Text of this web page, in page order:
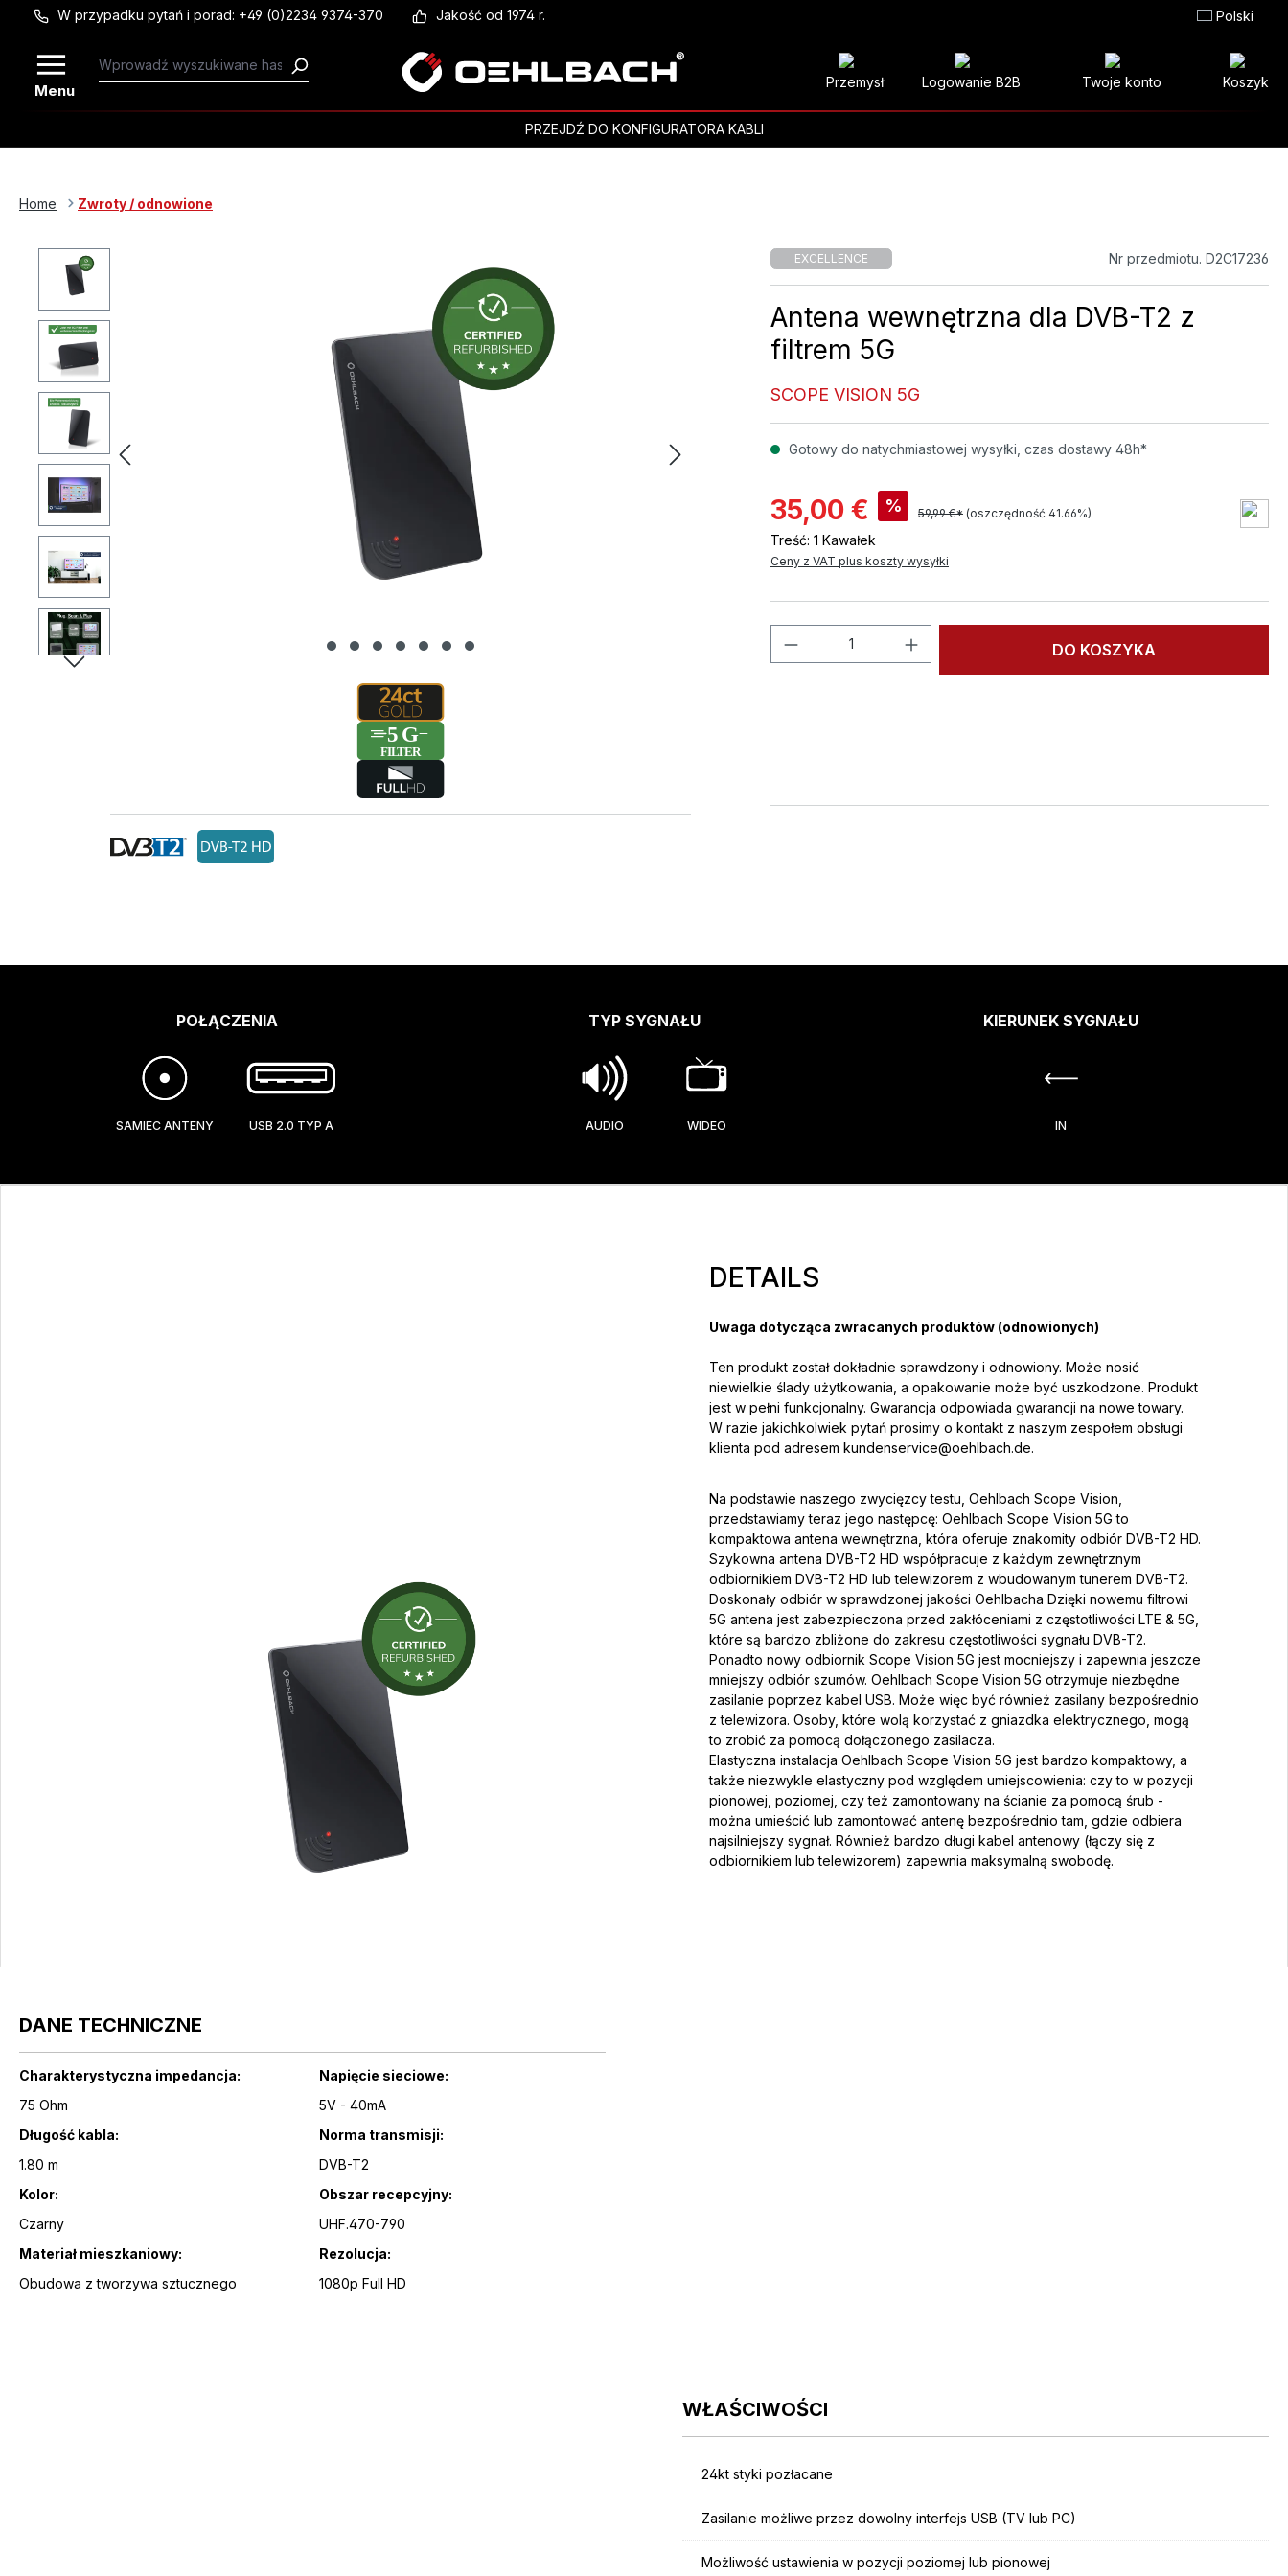
Przejdź do głównej zawartości
W przypadku pytań i porad: +49 (0)2234 9374-370 Jakość od 1974 r. Polski
Menu Przemysł Logowanie B2B Twoje konto Koszyk
PRZEJDŹ DO KONFIGURATORA KABLI
Home Zwroty / odnowione
EXCELLENCE Nr przedmiotu. D2C17236
Antena wewnętrzna dla DVB-T2 z
filtrem 5G
SCOPE VISION 5G
Gotowy do natychmiastowej wysyłki, czas dostawy 48h*
35,00 € % 59,99 €* (oszczędność 41.66%)
Treść: 1 Kawałek
Ceny z VAT plus koszty wysyłki
Ilość produktu: Wprowadź żądaną ilość lub
DO KOSZYKA
POŁĄCZENIA
SAMIEC ANTENY USB 2.0 TYP A
TYP SYGNAŁU
AUDIO WIDEO
KIERUNEK SYGNAŁU
IN
DETAILS
Uwaga dotycząca zwracanych produktów (odnowionych)
Ten produkt został dokładnie sprawdzony i odnowiony. Może nosić
niewielkie ślady użytkowania, a opakowanie może być uszkodzone. Produkt
jest w pełni funkcjonalny. Gwarancja odpowiada gwarancji na nowe towary.
W razie jakichkolwiek pytań prosimy o kontakt z naszym zespołem obsługi
klienta pod adresem kundenservice@oehlbach.de.
Na podstawie naszego zwycięzcy testu, Oehlbach Scope Vision,
przedstawiamy teraz jego następcę: Oehlbach Scope Vision 5G to
kompaktowa antena wewnętrzna, która oferuje znakomity odbiór DVB-T2 HD.
Szykowna antena DVB-T2 HD współpracuje z każdym zewnętrznym
odbiornikiem DVB-T2 HD lub telewizorem z wbudowanym tunerem DVB-T2.
Doskonały odbiór w sprawdzonej jakości Oehlbacha Dzięki nowemu filtrowi
5G antena jest zabezpieczona przed zakłóceniami z częstotliwości LTE & 5G,
które są bardzo zbliżone do zakresu częstotliwości sygnału DVB-T2.
Ponadto nowy odbiornik Scope Vision 5G jest mocniejszy i zapewnia jeszcze
mniejszy odbiór szumów. Oehlbach Scope Vision 5G otrzymuje niezbędne
zasilanie poprzez kabel USB. Może więc być również zasilany bezpośrednio
z telewizora. Osoby, które wolą korzystać z gniazdka elektrycznego, mogą
to zrobić za pomocą dołączonego zasilacza.
Elastyczna instalacja Oehlbach Scope Vision 5G jest bardzo kompaktowy, a
także niezwykle elastyczny pod względem umiejscowienia: czy to w pozycji
pionowej, poziomej, czy też zamontowany na ścianie za pomocą śrub -
można umieścić lub zamontować antenę bezpośrednio tam, gdzie odbiera
najsilniejszy sygnał. Również bardzo długi kabel antenowy (łączy się z
odbiornikiem lub telewizorem) zapewnia maksymalną swobodę.
DANE TECHNICZNE
Charakterystyczna impedancja:
75 Ohm
Długość kabla:
1.80 m
Kolor:
Czarny
Materiał mieszkaniowy:
Obudowa z tworzywa sztucznego
Napięcie sieciowe:
5V - 40mA
Norma transmisji:
DVB-T2
Obszar recepcyjny:
UHF.470-790
Rezolucja:
1080p Full HD
WŁAŚCIWOŚCI
24kt styki pozłacane
Zasilanie możliwe przez dowolny interfejs USB (TV lub PC)
Możliwość ustawienia w pozycji poziomej lub pionowej